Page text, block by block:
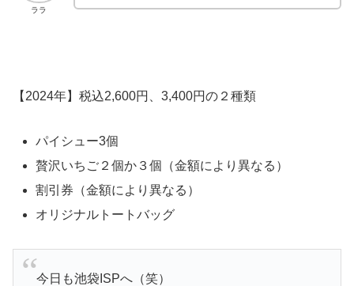
ララ
【2024年】税込2,600円、3,400円の２種類
パイシュー3個
贅沢いちご２個か３個（金額により異なる）
割引券（金額により異なる）
オリジナルトートバッグ
今日も池袋ISPへ（笑）